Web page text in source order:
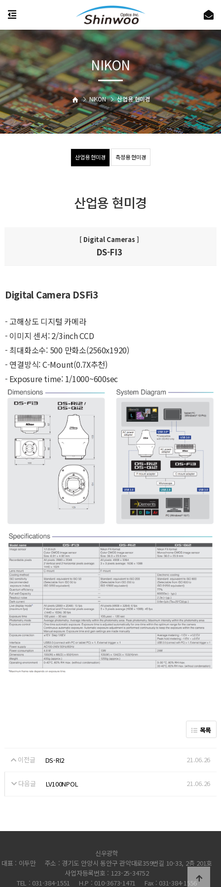
산업용 현미경 측정용 현미경
NIKON 산업용 현미경
NIKON
산업용 현미경
[ Digital Cameras ]
DS-FI3
Digital Camera DSFi3
- 고해상도 디지털 카메라
- 이미지 센서: 2/3inch CCD
- 최대화소수: 500 만화소(2560x1920)
- 연결방식: C-Mount(0.7X추천)
- Exposure time: 1/1000~600sec
목록
이전글 DS-RI2 21.06.26
다음글 LV100NPOL 21.06.26
신우광학
대표 : 이두만
주소 : 경기도 안양시 동안구 관악대로359번길 10-33, 2층 201호
사업자등록번호 : 123-25-34752
TEL : 031-384-1551
H.P : 010-3673-1471 Fax : 031-384-1556